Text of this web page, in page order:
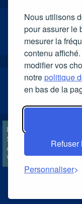
Nous utilisons
pour assurer le
mesurer la
contenu
modifier vos
notrepolitique
en bas de la
Refuser
Personnaliser
Spa thermal des
Carte cadeau spa
Carte cadeau spa
Carte cadeau spa
Carte cadeau spa
LesCuristes.fr participe
Spécifications et
de l'IAB Europe et utilise
Vous pouvez modifier